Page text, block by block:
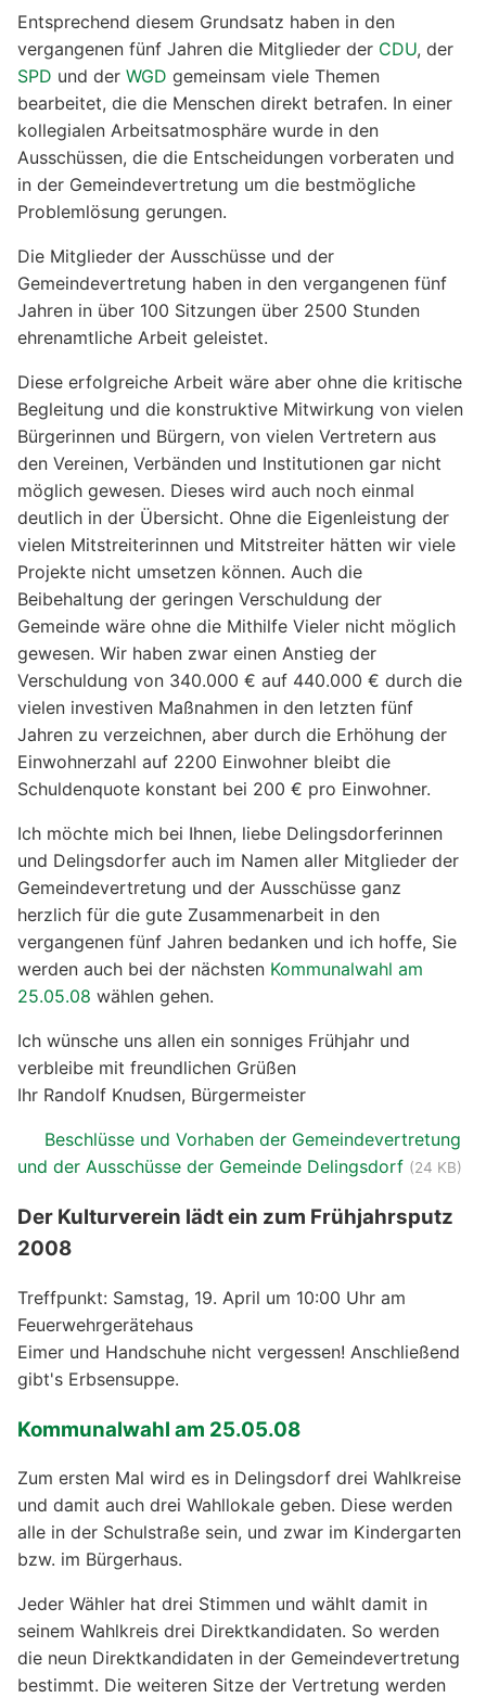
Entsprechend diesem Grundsatz haben in den
vergangenen fünf Jahren die Mitglieder der CDU, der
SPD und der WGD gemeinsam viele Themen
bearbeitet, die die Menschen direkt betrafen. In einer
kollegialen Arbeitsatmosphäre wurde in den
Ausschüssen, die die Entscheidungen vorberaten und
in der Gemeindevertretung um die bestmögliche
Problemlösung gerungen.
Die Mitglieder der Ausschüsse und der
Gemeindevertretung haben in den vergangenen fünf
Jahren in über 100 Sitzungen über 2500 Stunden
ehrenamtliche Arbeit geleistet.
Diese erfolgreiche Arbeit wäre aber ohne die kritische
Begleitung und die konstruktive Mitwirkung von vielen
Bürgerinnen und Bürgern, von vielen Vertretern aus
den Vereinen, Verbänden und Institutionen gar nicht
möglich gewesen. Dieses wird auch noch einmal
deutlich in der Übersicht. Ohne die Eigenleistung der
vielen Mitstreiterinnen und Mitstreiter hätten wir viele
Projekte nicht umsetzen können. Auch die
Beibehaltung der geringen Verschuldung der
Gemeinde wäre ohne die Mithilfe Vieler nicht möglich
gewesen. Wir haben zwar einen Anstieg der
Verschuldung von 340.000 € auf 440.000 € durch die
vielen investiven Maßnahmen in den letzten fünf
Jahren zu verzeichnen, aber durch die Erhöhung der
Einwohnerzahl auf 2200 Einwohner bleibt die
Schuldenquote konstant bei 200 € pro Einwohner.
Ich möchte mich bei Ihnen, liebe Delingsdorferinnen
und Delingsdorfer auch im Namen aller Mitglieder der
Gemeindevertretung und der Ausschüsse ganz
herzlich für die gute Zusammenarbeit in den
vergangenen fünf Jahren bedanken und ich hoffe, Sie
werden auch bei der nächsten Kommunalwahl am
25.05.08 wählen gehen.
Ich wünsche uns allen ein sonniges Frühjahr und
verbleibe mit freundlichen Grüßen
Ihr Randolf Knudsen, Bürgermeister
Beschlüsse und Vorhaben der Gemeindevertretung
und der Ausschüsse der Gemeinde Delingsdorf (24 KB)
Der Kulturverein lädt ein zum Frühjahrsputz
2008
Treffpunkt: Samstag, 19. April um 10:00 Uhr am
Feuerwehrgerätehaus
Eimer und Handschuhe nicht vergessen! Anschließend
gibt's Erbsensuppe.
Kommunalwahl am 25.05.08
Zum ersten Mal wird es in Delingsdorf drei Wahlkreise
und damit auch drei Wahllokale geben. Diese werden
alle in der Schulstraße sein, und zwar im Kindergarten
bzw. im Bürgerhaus.
Jeder Wähler hat drei Stimmen und wählt damit in
seinem Wahlkreis drei Direktkandidaten. So werden
die neun Direktkandidaten in der Gemeindevertretung
bestimmt. Die weiteren Sitze der Vertretung werden